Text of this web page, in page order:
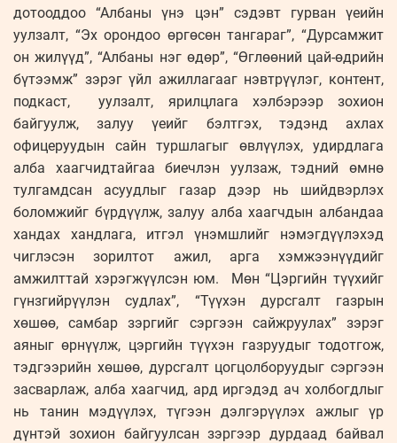
дотооддоо “Албаны үнэ цэн” сэдэвт гурван үеийн
уулзалт, “Эх орондоо өргөсөн тангараг”, “Дурсамжит
он жилүүд”, “Албаны нэг өдөр”, “Өглөөний цай-өдрийн
бүтээмж” зэрэг үйл ажиллагааг нэвтрүүлэг, контент,
подкаст, уулзалт, ярилцлага хэлбэрээр зохион
байгуулж, залуу үеийг бэлтгэх, тэдэнд ахлах
офицеруудын сайн туршлагыг өвлүүлэх, удирдлага
алба хаагчидтайгаа биечлэн уулзаж, тэдний өмнө
тулгамдсан асуудлыг газар дээр нь шийдвэрлэх
боломжийг бүрдүүлж, залуу алба хаагчдын албандаа
хандах хандлага, итгэл үнэмшлийг нэмэгдүүлэхэд
чиглэсэн зорилтот ажил, арга хэмжээнүүдийг
амжилттай хэрэгжүүлсэн юм. Мөн “Цэргийн түүхийг
гүнзгийрүүлэн судлах”, “Түүхэн дурсгалт газрын
хөшөө, самбар зэргийг сэргээн сайжруулах” зэрэг
аяныг өрнүүлж, цэргийн түүхэн газруудыг тодотгож,
тэдгээрийн хөшөө, дурсгалт цогцолборуудыг сэргээн
засварлаж, алба хаагчид, ард иргэдэд ач холбогдлыг
нь танин мэдүүлэх, түгээн дэлгэрүүлэх ажлыг үр
дүнтэй зохион байгуулсан зэргээр дурдаад байвал